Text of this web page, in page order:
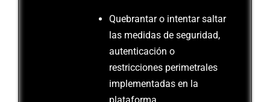
Quebrantar o intentar saltar
las medidas de seguridad,
autenticación o
restricciones perimetrales
implementadas en la